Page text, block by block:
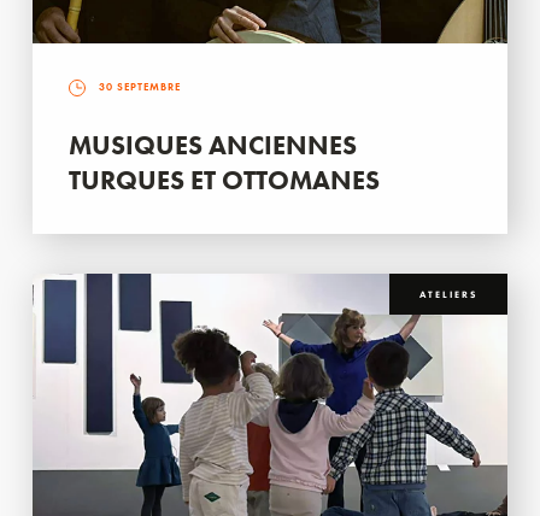
30 SEPTEMBRE
MUSIQUES ANCIENNES
TURQUES ET OTTOMANES
ATELIERS